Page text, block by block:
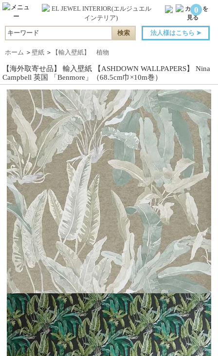
0
法人様はこちら ➤
ホーム ＞ 壁紙 ＞ 【輸入壁紙】 植物
【海外取寄せ品】 輸入壁紙 【ASHDOWN WALLPAPERS】 Nina
Campbell 英国 「Benmore」（68.5cm巾×10m巻）